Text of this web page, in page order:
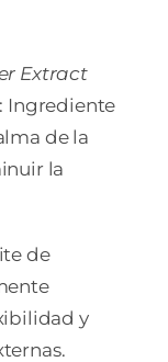
Extract
Ingrediente
de la
la
de
y